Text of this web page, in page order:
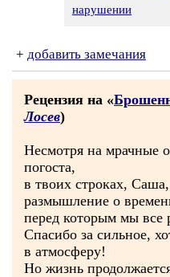
нарушении
+ добавить замечания
Рецензия на «
Лосев)
Несмотря на мрачные
погоста,
в твоих строках,
размышление о
перед которым мы все
Спасибо за сильное,
в атмосферу!
Но жизнь